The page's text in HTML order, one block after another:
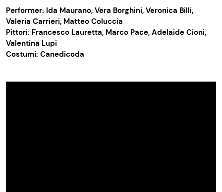
Performer: Ida Maurano, Vera Borghini, Veronica Billi,
Valeria Carrieri, Matteo Coluccia
Pittori: Francesco Lauretta, Marco Pace, Adelaide Cioni,
Valentina Lupi
Costumi: Canedicoda